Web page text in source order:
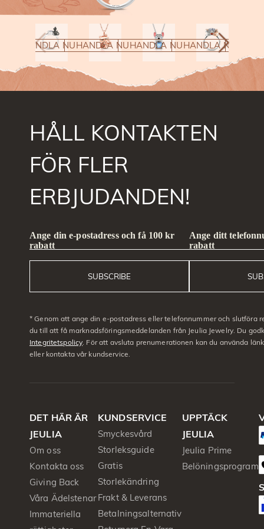
HANDLA NUHANDLA NUHANDLA NUHANDLA NU
HÅLL KONTAKTEN
FÖR FLER
ERBJUDANDEN!
Ange din e-postadress och få 100 kr
rabatt
SUBSCRIBE
Ange ditt
rabatt
* Genom att ange din e-postadress eller telefonnummer och slutföra
du till att få marknadsföringsmeddelanden från Jeulia Jewelry. Du
Integritetspolicy . För att avsluta prenumerationen kan du använda
eller kontakta vår kundservice.
DET HÄR ÄR
JEULIA
Om oss
Kontakta oss
Giving Back
Våra Ädelstenar
Immateriella
KUNDSERVICE
Smyckesvård
Storleksguide
Gratis
Storlekändring
Frakt & Leverans
Betalningsalternativ
UPPTÄCK
JEULIA
Jeulia Prime
Belöningsprogram